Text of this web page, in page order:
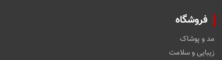
فروشگاه
مد و پوشاک
زیبایی و سلامت